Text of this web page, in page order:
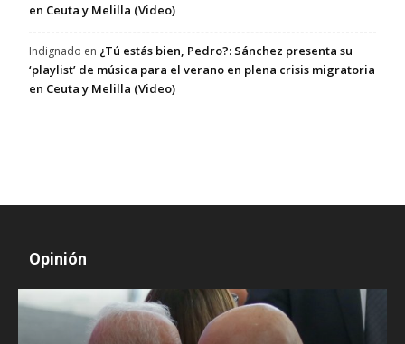
en Ceuta y Melilla (Video)
Indignado en ¿Tú estás bien, Pedro?: Sánchez presenta su
‘playlist’ de música para el verano en plena crisis migratoria
en Ceuta y Melilla (Video)
Opinión